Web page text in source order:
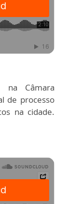
na Câmara
de processo
na cidade.